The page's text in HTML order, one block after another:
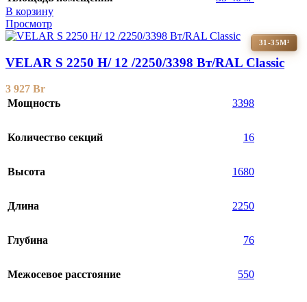
В корзину
Просмотр
31-35М²
VELAR S 2250 H/ 12 /2250/3398 Вт/RAL Classic
3 927 Br
Мощность
3398
Количество секций 16
Высота 1680
Длина 2250
Глубина 76
Межосевое расстояние 550